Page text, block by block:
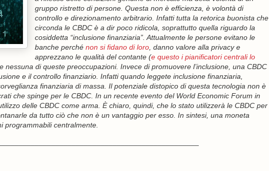
gruppo ristretto di persone. Questa non è efficienza, è volontà di
controllo e direzionamento arbitrario. Infatti tutta la retorica buonista che
circonda le CBDC è a dir poco ridicola, soprattutto quella riguardo la
cosiddetta “inclusione finanziaria”. Attualmente le persone evitano le
banche perché non si fidano di loro, danno valore alla privacy e
apprezzano le qualità del contante (e questo i pianificatori centrali lo
nessuna di queste preoccupazioni. Invece di promuovere l’inclusione, una CBDC
e il controllo finanziario. Infatti quando leggete inclusione finanziaria,
finanziaria di massa. Il potenziale distopico di questa tecnologia non è
che spinge per le CBDC. In un recente evento del World Economic Forum in
delle CBDC come arma. È chiaro, quindi, che lo stato utilizzerà le CBDC per
da tutto ciò che non è un vantaggio per esso. In sintesi, una moneta
programmabili centralmente.